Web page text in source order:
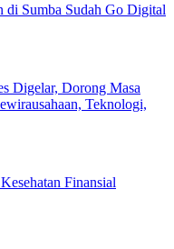
di Sumba Sudah Go Digital
Digelar, Dorong Masa
Teknologi,
Finansial